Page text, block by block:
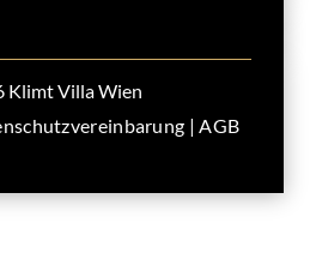
Klimt Villa Wien
|AGB